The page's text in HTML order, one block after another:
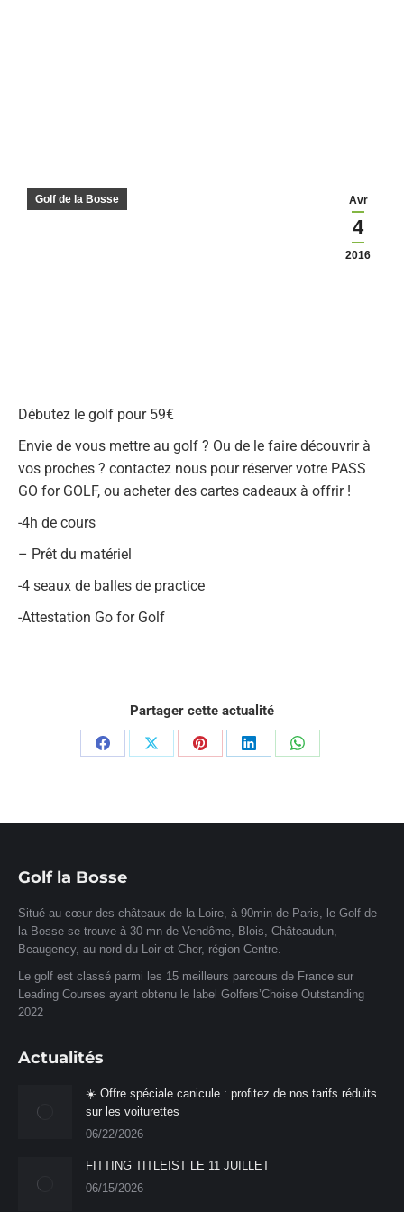
Avr
4
2016
Golf de la Bosse
Débutez le golf pour 59€
Envie de vous mettre au golf ? Ou de le faire découvrir à
vos proches ? contactez nous pour réserver votre PASS
GO for GOLF, ou acheter des cartes cadeaux à offrir !
-4h de cours
– Prêt du matériel
-4 seaux de balles de practice
-Attestation Go for Golf
Partager cette actualité
PartagerPartagerPartagerPartagerPartager
Golf la Bosse
Situé au cœur des châteaux de la Loire, à 90min de Paris, le Golf de
la Bosse se trouve à 30 mn de Vendôme, Blois, Châteaudun,
Beaugency, au nord du Loir-et-Cher, région Centre.
Le golf est classé parmi les 15 meilleurs parcours de France sur
Leading Courses ayant obtenu le label Golfers’Choise Outstanding
2022
Actualités
☀️ Offre spéciale canicule : profitez de nos tarifs réduits
sur les voiturettes
06/22/2026
FITTING TITLEIST LE 11 JUILLET
06/15/2026